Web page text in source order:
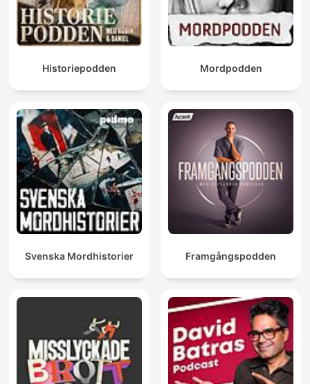
Historiepodden Mordpodden
Svenska Mordhistorier Framgångspodden